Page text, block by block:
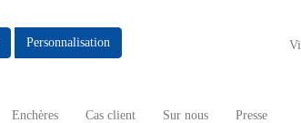
Personnalisation
Enchères Cas client Sur nous Presse